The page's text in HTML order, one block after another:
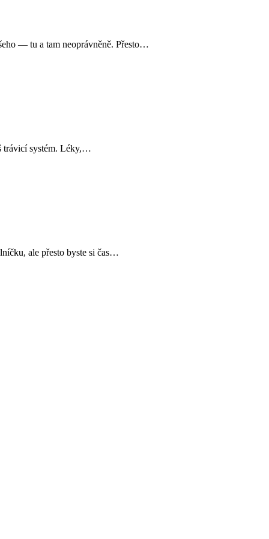
— tu a tam neoprávněně. Přesto…
trávicí systém. Léky,…
ale přesto byste si čas…